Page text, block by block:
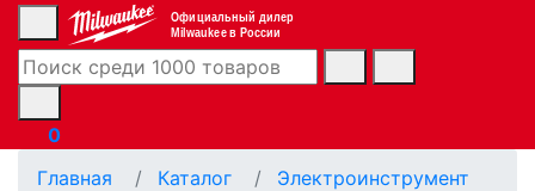
Официальный дилер
Milwaukee в России
0
Главная
Каталог
Электроинструмент